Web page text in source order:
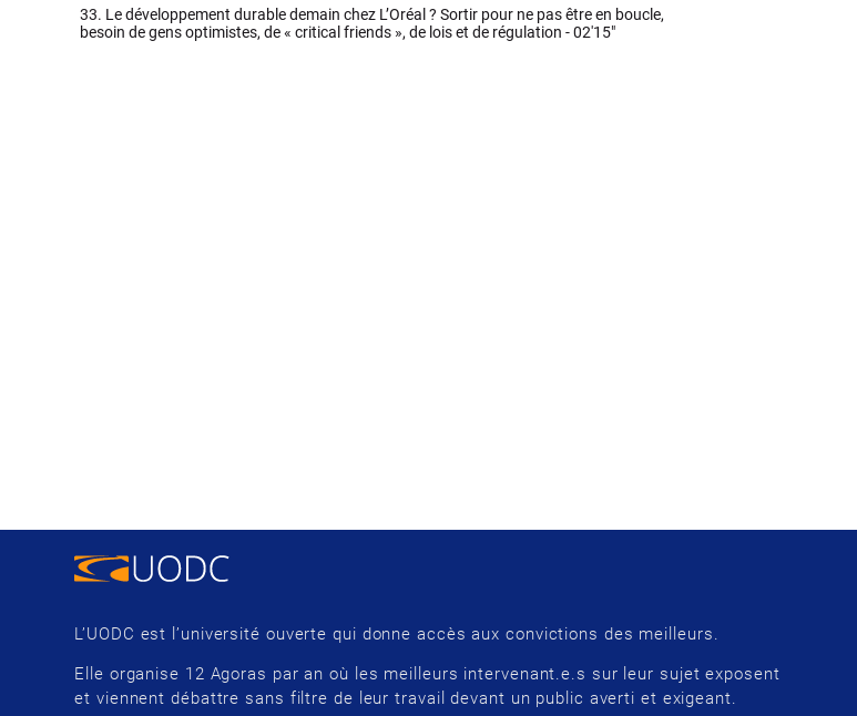
33. Le développement durable demain chez L’Oréal ? Sortir pour ne pas être en boucle,
besoin de gens optimistes, de « critical friends », de lois et de régulation -02'15"
L’UODC est l’université ouverte qui donne accès aux convictions des meilleurs.
Elle organise 12 Agoras par an où les meilleurs intervenant.e.s sur leur sujet exposent
et viennent débattre sans filtre de leur travail devant un public averti et exigeant.